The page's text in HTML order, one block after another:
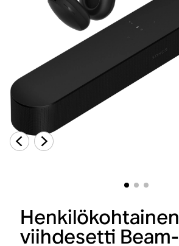
Henkilökohtainen
viihdesetti Beam-